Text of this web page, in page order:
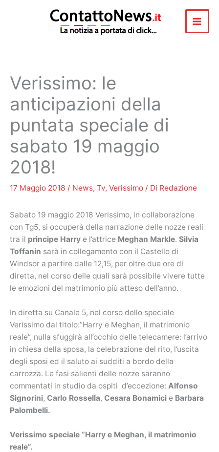
Verissimo: le
anticipazioni della
puntata speciale di
sabato 19 maggio
2018!
17 Maggio 2018 / News, Tv, Verissimo / Di Redazione
Sabato 19 maggio 2018 Verissimo, in collaborazione
con Tg5, si occuperà della narrazione delle nozze reali
tra il principe Harry e l’attrice Meghan Markle. Silvia
Toffanin sarà in collegamento con il Castello di
Windsor a partire dalle 12,15, per oltre due ore di
diretta, nel corso delle quali sarà possibile vivere tutte
le emozioni del matrimonio più atteso dell’anno.
In diretta su Canale 5, nel corso dello speciale
Verissimo dal titolo:”Harry e Meghan, il matrimonio
reale”, nulla sfuggirà all’occhio delle telecamere: l’arrivo
in chiesa della sposa, la celebrazione del rito, l’uscita
degli sposi ed il saluto ai sudditi a bordo della
carrozza. Le fasi salienti delle nozze saranno
commentati in studio da ospiti d’eccezione: Alfonso
Signorini, Carlo Rossella, Cesara Bonamici e Barbara
Palombelli.
Verissimo speciale “Harry e Meghan, il matrimonio
reale”.